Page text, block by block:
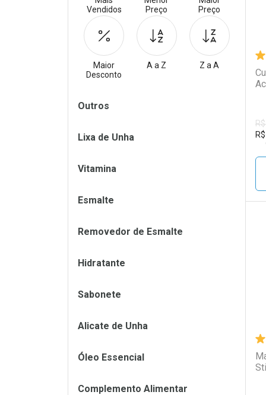
R$
Vendidos
Preço
Preço
Maior
Desconto
A a Z Z a A
Filtros
Outros
Lixa de Unha
Vitamina
Esmalte
Removedor de Esmalte
Hidratante
Sabonete
Alicate de Unha
Óleo Essencial
Complemento Alimentar